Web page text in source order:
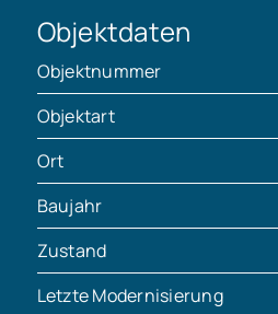
Objektdaten
Objektnummer
Objektart
Ort
Baujahr
Zustand
Letzte Modernisierung